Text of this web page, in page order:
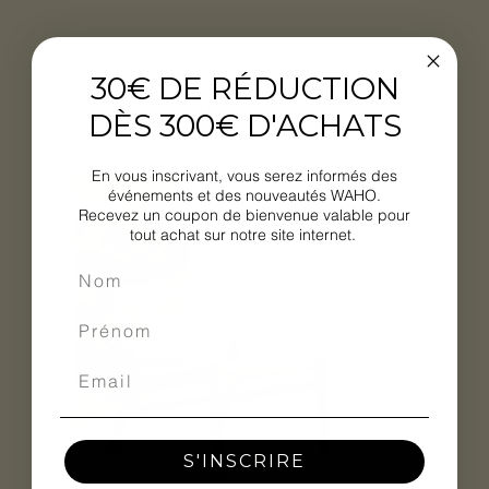
Articles similaires
Nouveauté
30€ DE RÉDUCTION
DÈS 300€ D'ACHATS
En vous inscrivant, vous serez informés des
événements et des nouveautés WAHO.
Recevez un coupon de bienvenue valable pour
tout achat sur notre site internet.
S'INSCRIRE